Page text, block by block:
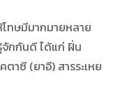
ทษมีมากมายหลาย
จักกันดี ได้แก่ ฝิ่น
าซี (ยาอี) สารระเหย